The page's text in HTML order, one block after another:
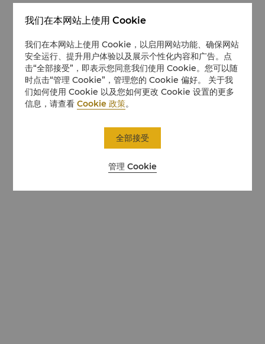
我们在本网站上使用 Cookie
我们在本网站上使用 Cookie，以启用网站功能、确保网站
安全运行、提升用户体验以及展示个性化内容和广告。点
击“全部接受”，即表示您同意我们使用 Cookie。您可以随
时点击“管理 Cookie”，管理您的 Cookie 偏好。 关于我
们如何使用 Cookie 以及您如何更改 Cookie 设置的更多
信息，请查看Cookie 政策。
管理 Cookie
全部接受